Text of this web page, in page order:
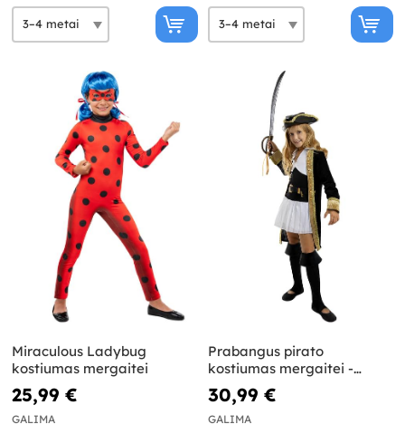
Miraculous Ladybug
kostiumas mergaitei
25,99 €
GALIMA
Prabangus pirato
kostiumas mergaitei -
Kolonijinė kolekcija
30,99 €
GALIMA